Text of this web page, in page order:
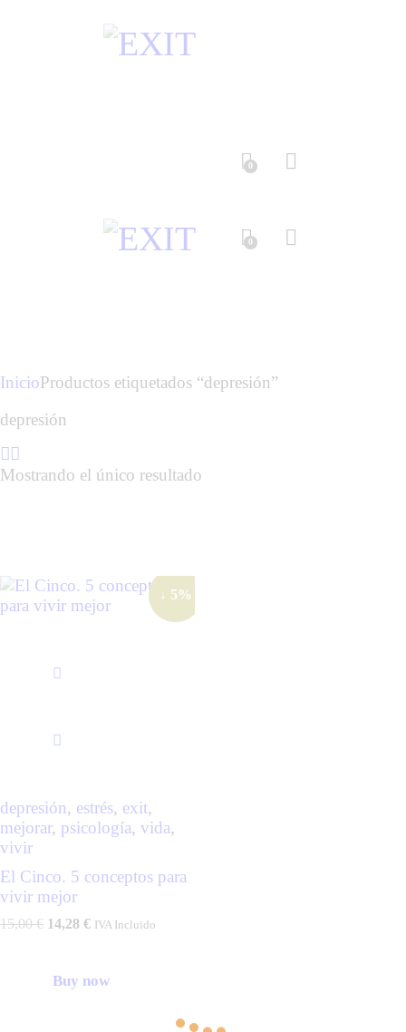
0
0
InicioProductos etiquetados “depresión”
depresión
Mostrando el único resultado
↓ 5%
depresión, estrés, exit,
mejorar, psicología, vida,
vivir
El Cinco. 5 conceptos para
vivir mejor
15,00€ 14,28 € IVA Incluido
Buy now